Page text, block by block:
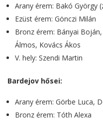
Arany érem: Bakó György
Ezüst érem: Gönczi Milán
Bronz érem: Bányai
Álmos, Kovács Ákos
V. hely: Szendi Martin
Bardejov hősei:
Arany érem: Görbe Luca,
Bronz érem: Tóth Alexa